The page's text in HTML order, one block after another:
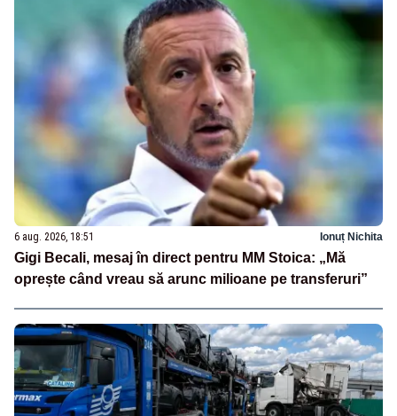
6 aug. 2026, 18:51 Ionuț Nichita
Gigi Becali, mesaj în direct pentru MM Stoica: „Mă
oprește când vreau să arunc milioane pe transferuri”